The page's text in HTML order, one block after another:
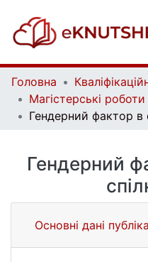
Головна
Гендерний
Основні дані